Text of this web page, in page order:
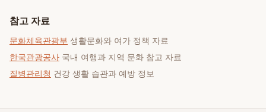
참고 자료
문화체육관광부 생활문화와 여가 정책 자료
한국관광공사 국내 여행과 지역 문화 참고 자료
질병관리청 건강 생활 습관과 예방 정보